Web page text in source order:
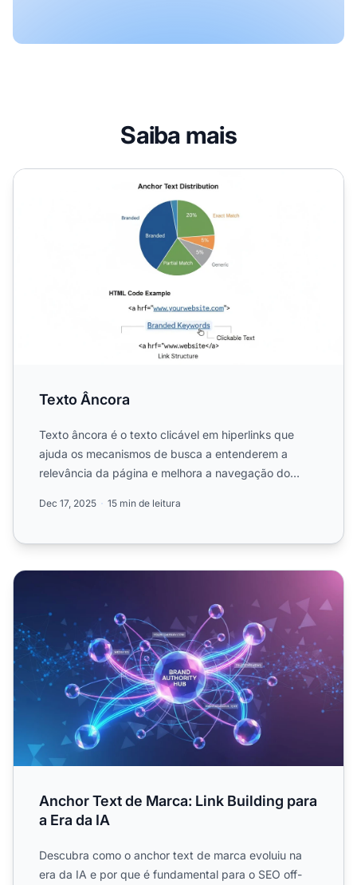
Saiba mais
Texto Âncora
Texto Âncora
Texto âncora é o texto clicável em hiperlinks que
ajuda os mecanismos de busca a entenderem a
relevância da página e melhora a navegação do
Dec 17, 2025 15 min de leitura
Anchor Text de Marca: Link Building para a Era da IA
Anchor Text de Marca: Link Building para
a Era da IA
Descubra como o anchor text de marca evoluiu na
era da IA e por que é fundamental para o SEO off-